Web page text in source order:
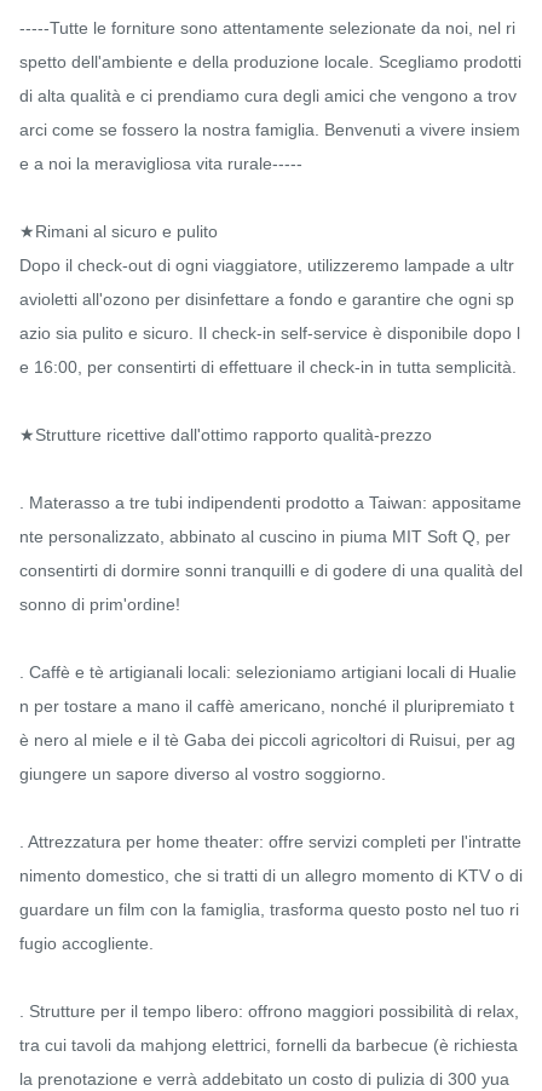
-----Tutte le forniture sono attentamente selezionate da noi, nel ri
spetto dell'ambiente e della produzione locale. Scegliamo prodotti
di alta qualità e ci prendiamo cura degli amici che vengono a trov
arci come se fossero la nostra famiglia. Benvenuti a vivere insiem
e a noi la meravigliosa vita rurale-----
★Rimani al sicuro e pulito
Dopo il check-out di ogni viaggiatore, utilizzeremo lampade a ultr
avioletti all'ozono per disinfettare a fondo e garantire che ogni sp
azio sia pulito e sicuro. Il check-in self-service è disponibile dopo l
e 16:00, per consentirti di effettuare il check-in in tutta semplicità.
★Strutture ricettive dall'ottimo rapporto qualità-prezzo
. Materasso a tre tubi indipendenti prodotto a Taiwan: appositame
nte personalizzato, abbinato al cuscino in piuma MIT Soft Q, per
consentirti di dormire sonni tranquilli e di godere di una qualità del
sonno di prim'ordine!
. Caffè e tè artigianali locali: selezioniamo artigiani locali di Hualie
n per tostare a mano il caffè americano, nonché il pluripremiato t
è nero al miele e il tè Gaba dei piccoli agricoltori di Ruisui, per ag
giungere un sapore diverso al vostro soggiorno.
. Attrezzatura per home theater: offre servizi completi per l'intratte
nimento domestico, che si tratti di un allegro momento di KTV o di
guardare un film con la famiglia, trasforma questo posto nel tuo ri
fugio accogliente.
. Strutture per il tempo libero: offrono maggiori possibilità di relax,
tra cui tavoli da mahjong elettrici, fornelli da barbecue (è richiesta
la prenotazione e verrà addebitato un costo di pulizia di 300 yua